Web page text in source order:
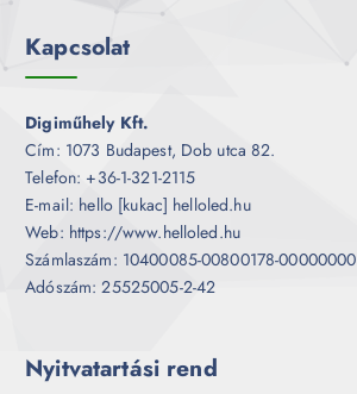
Kapcsolat
Digiműhely Kft.
Cím: 1073 Budapest, Dob utca 82.
Telefon: +36-1-321-2115
E-mail: hello [kukac] helloled.hu
Web: https://www.helloled.hu
Számlaszám: 10400085-00800178-00000000
Adószám: 25525005-2-42
Nyitvatartási rend